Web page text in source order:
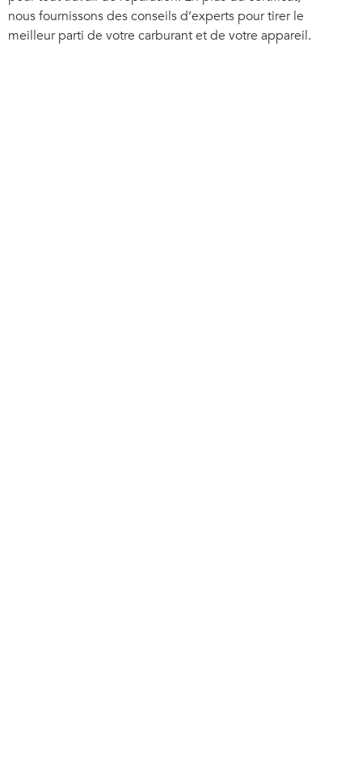
nous fournissons des conseils d’experts pour tirer le
meilleur parti de votre carburant et de votre appareil.